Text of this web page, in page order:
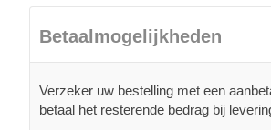
Betaalmogelijkheden
Verzeker uw bestelling met een
betaal het resterende bedrag bij